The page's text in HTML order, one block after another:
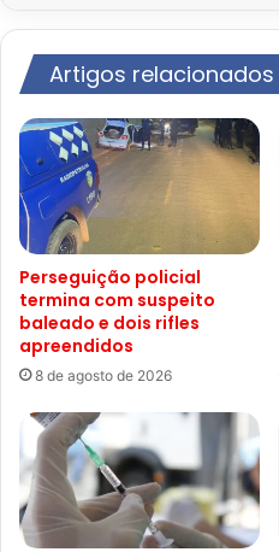
Artigos relacionados
Perseguição policial
termina com suspeito
baleado e dois rifles
apreendidos
8 de agosto de 2026